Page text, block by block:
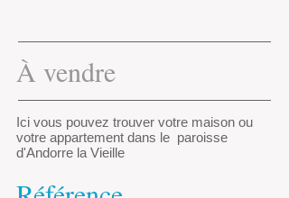
À vendre
Ici vous pouvez trouver votre maison ou
votre appartement dans le paroisse
d'Andorre la Vieille